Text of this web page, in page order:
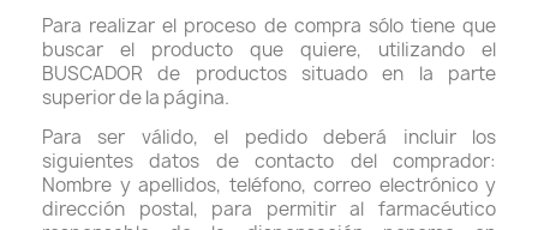
Para realizar el proceso de compra sólo tiene que
buscar el producto que quiere, utilizando el
BUSCADOR de productos situado en la parte
superior de la página.
Para ser válido, el pedido deberá incluir los
siguientes datos de contacto del comprador:
Nombre y apellidos, teléfono, correo electrónico y
dirección postal, para permitir al farmacéutico